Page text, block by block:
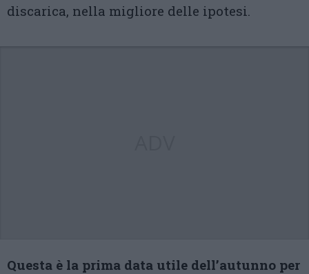
discarica, nella migliore delle ipotesi.
Questa è la prima data utile dell’autunno per